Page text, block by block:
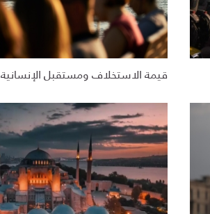
قيمة الاستخلاف ومستقبل الإنسانية